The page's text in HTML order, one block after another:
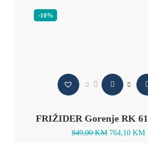
-10%
FRIŽIDER Gorenje RK
849,00KM 764,10 KM